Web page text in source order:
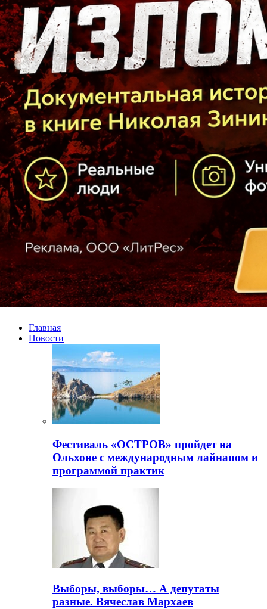
Главная
Новости
Фестиваль «ОСТРОВ» пройдет на
Ольхоне с международным лайнапом и
программой практик
Выборы, выборы… А депутаты
разные. Вячеслав Мархаев